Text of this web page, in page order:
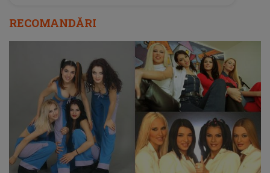
RECOMANDĂRI